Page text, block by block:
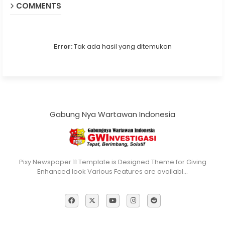
COMMENTS
Error:Tak ada hasil yang ditemukan
Gabung Nya Wartawan Indonesia
Pixy Newspaper 11 Template is Designed Theme for Giving
Enhanced look Various Features are availabl…